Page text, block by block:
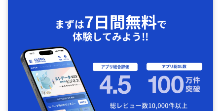
まずは7日間無料で
体験してみよう!!